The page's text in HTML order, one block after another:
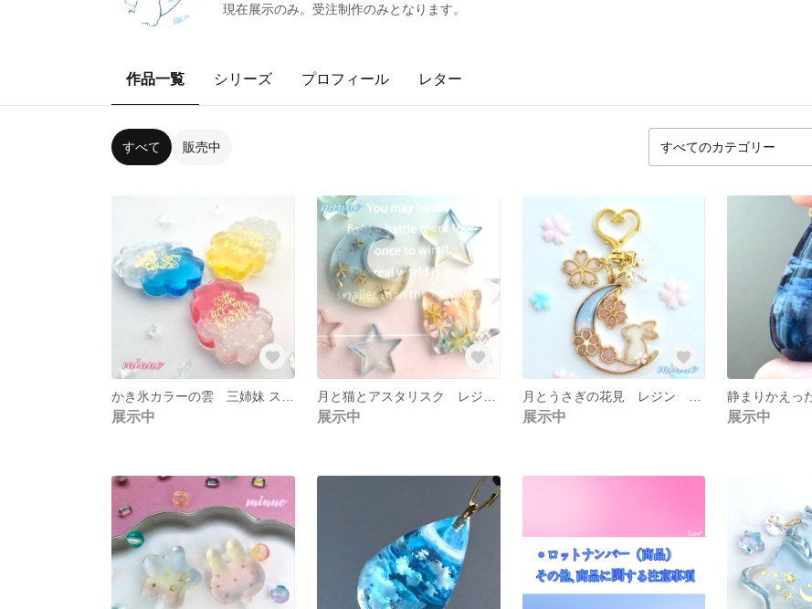
現在展示のみ。受注制作のみとなります。
作品一覧 シリーズ プロフィール レター
すべて 販売中
展示中 展示中 展示中 展示中